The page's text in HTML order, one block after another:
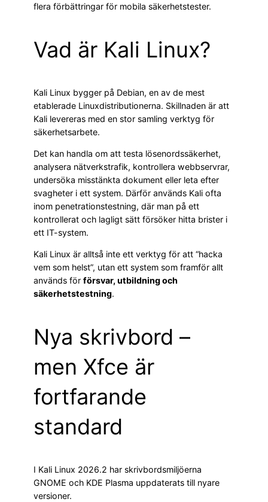
flera förbättringar för mobila säkerhetstester.
Vad är Kali Linux?
Kali Linux bygger på Debian, en av de mest
etablerade Linuxdistributionerna. Skillnaden är att
Kali levereras med en stor samling verktyg för
säkerhetsarbete.
Det kan handla om att testa lösenordssäkerhet,
analysera nätverkstrafik, kontrollera webbservrar,
undersöka misstänkta dokument eller leta efter
svagheter i ett system. Därför används Kali ofta
inom penetrationstestning, där man på ett
kontrollerat och lagligt sätt försöker hitta brister i
ett IT-system.
Kali Linux är alltså inte ett verktyg för att “hacka
vem som helst”, utan ett system som framför allt
används för försvar, utbildning och
säkerhetstestning.
Nya skrivbord –
men Xfce är
fortfarande
standard
I Kali Linux 2026.2 har skrivbordsmiljöerna
GNOME och KDE Plasma uppdaterats till nyare
versioner.